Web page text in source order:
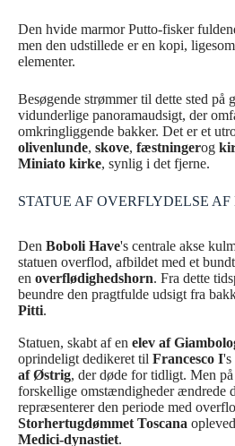
Den hvide marmor Putto-fisker
men den udstillede er en kopi,
elementer.
Besøgende strømmer til dette sted på
vidunderlige panoramaudsigt, der
omkringliggende bakker. Det er et
olivenlunde, skove, fæstningerog
Miniato kirke, synlig i det fjerne.
STATUE AF OVERFLYDELSE
Den Boboli Have's centrale akse
statuen overflod, afbildet med et
en overflødighedshorn. Fra dette
beundre den pragtfulde udsigt fra
Pitti.
Statuen, skabt af en elev af
oprindeligt dedikeret til Francesco I's
af Østrig, der døde for tidligt. Men
forskellige omstændigheder ændrede
repræsenterer den periode med
Storhertugdømmet Toscana
Medici-dynastiet.